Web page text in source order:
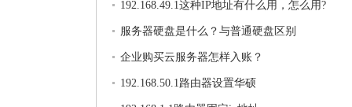
192.168.49.1这种IP地址有什么用，怎么用?
服务器硬盘是什么？与普通硬盘区别
企业购买云服务器怎样入账？
192.168.50.1路由器设置华硕